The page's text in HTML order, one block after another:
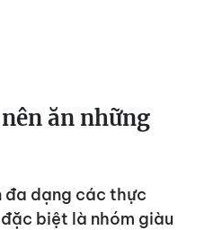
ăn những
đa dạng các thực
biệt là nhóm giàu